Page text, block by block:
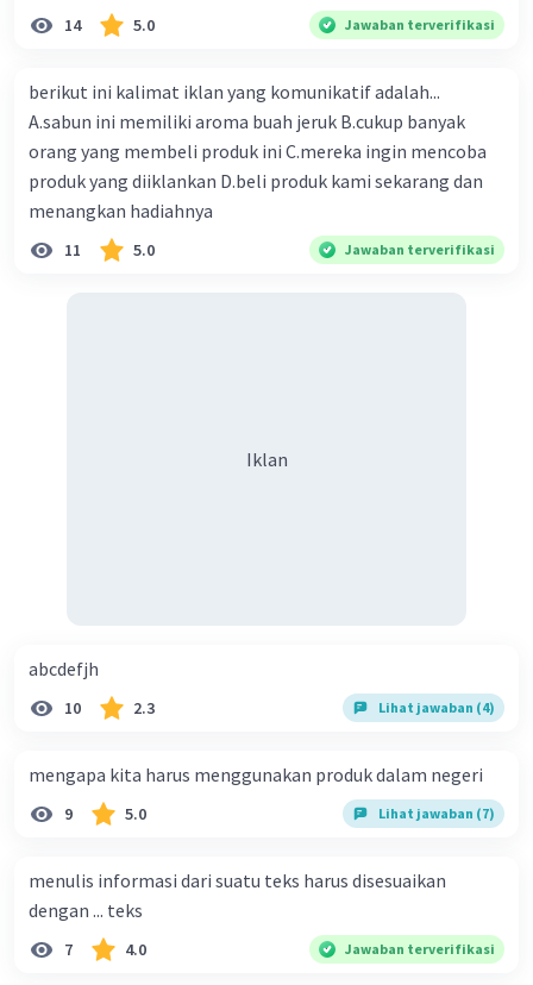
14 5.0 Jawaban terverifikasi
berikut ini kalimat iklan yang komunikatif adalah...
A.sabun ini memiliki aroma buah jeruk B.cukup banyak
orang yang membeli produk ini C.mereka ingin mencoba
produk yang diiklankan D.beli produk kami sekarang dan
menangkan hadiahnya
11 5.0 Jawaban terverifikasi
Iklan
abcdefjh
10 2.3 Lihat jawaban (4)
mengapa kita harus menggunakan produk dalam negeri
9 5.0 Lihat jawaban (7)
menulis informasi dari suatu teks harus disesuaikan
dengan ... teks
7 4.0 Jawaban terverifikasi